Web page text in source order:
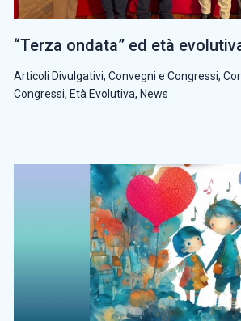
“Terza ondata” ed età
Articoli Divulgativi, Convegni e Congressi,
Congressi, Età Evolutiva, News